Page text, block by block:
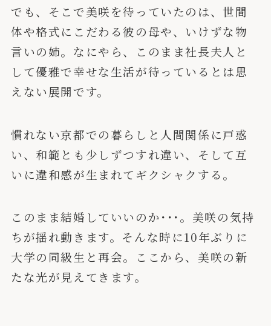
でも、そこで美咲を待っていたのは、世間
体や格式にこだわる彼の母や、いけずな物
言いの姉。なにやら、このまま社長夫人と
して優雅で幸せな生活が待っているとは思
えない展開です。
慣れない京都での暮らしと人間関係に戸惑
い、和範とも少しずつすれ違い、そして互
いに違和感が生まれてギクシャクする。
このまま結婚していいのか･･･。美咲の気持
ちが揺れ動きます。そんな時に10年ぶりに
大学の同級生と再会。ここから、美咲の新
たな光が見えてきます。